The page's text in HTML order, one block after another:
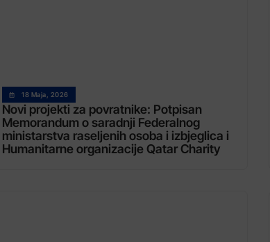
18 Maja, 2026
Novi projekti za povratnike: Potpisan
Memorandum o saradnji Federalnog
ministarstva raseljenih osoba i izbjeglica i
Humanitarne organizacije Qatar Charity